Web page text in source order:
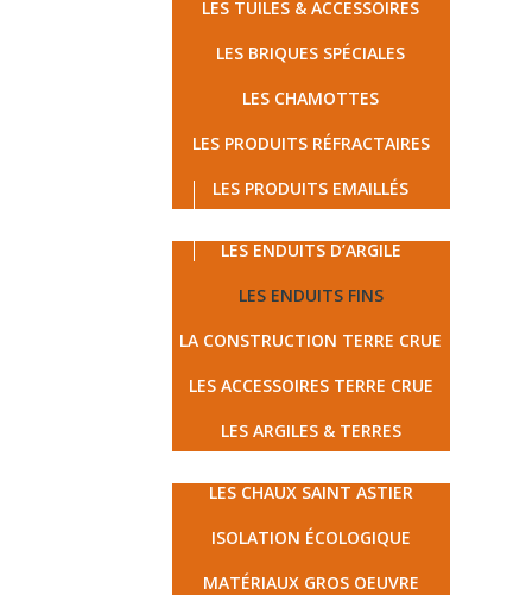
LES TUILES & ACCESSOIRES
LES BRIQUES SPÉCIALES
LES CHAMOTTES
LES PRODUITS RÉFRACTAIRES
LES PRODUITS EMAILLÉS
LES ENDUITS D’ARGILE
LES ENDUITS FINS
LA CONSTRUCTION TERRE CRUE
LES ACCESSOIRES TERRE CRUE
LES ARGILES & TERRES
LES CHAUX SAINT ASTIER
ISOLATION ÉCOLOGIQUE
MATÉRIAUX GROS OEUVRE